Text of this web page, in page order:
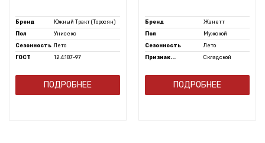
Бренд
Южный Тракт (Торосян)
Пол
Унисекс
Сезонность Лето
ГОСТ
12.4.187-97
ПОДРОБНЕЕ
Бренд
Жанетт
Пол
Мужской
Сезонность
Лето
Признак...
Складской
ПОДРОБНЕЕ